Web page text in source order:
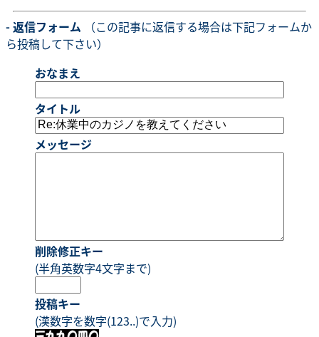
- 返信フォーム （この記事に返信する場合は下記フォームか
ら投稿して下さい）
おなまえ
タイトル
メッセージ
削除修正キー
(半角英数字4文字まで)
投稿キー
(漢数字を数字(123..)で入力)